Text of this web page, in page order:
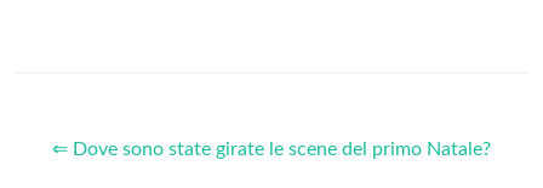
⇐ Dove sono state girate le scene del primo Natale?